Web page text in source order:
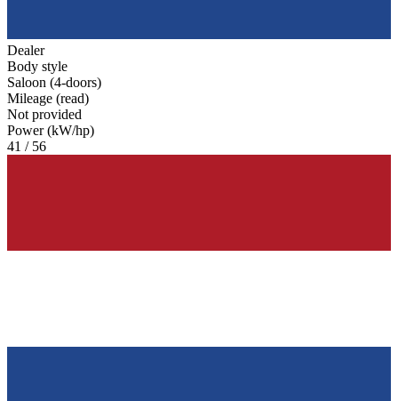
Dealer
Body style
Saloon (4-doors)
Mileage (read)
Not provided
Power (kW/hp)
41 / 56